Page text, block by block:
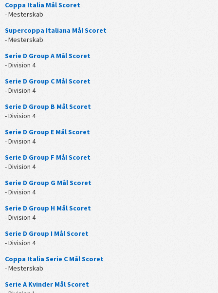
Coppa Italia Mål Scoret
- Mesterskab
Supercoppa Italiana Mål Scoret
- Mesterskab
Serie D Group A Mål Scoret
- Division 4
Serie D Group C Mål Scoret
- Division 4
Serie D Group B Mål Scoret
- Division 4
Serie D Group E Mål Scoret
- Division 4
Serie D Group F Mål Scoret
- Division 4
Serie D Group G Mål Scoret
- Division 4
Serie D Group H Mål Scoret
- Division 4
Serie D Group I Mål Scoret
- Division 4
Coppa Italia Serie C Mål Scoret
- Mesterskab
Serie A Kvinder Mål Scoret